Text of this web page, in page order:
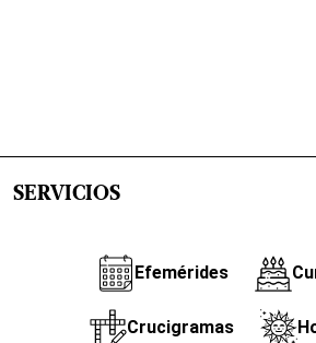
SERVICIOS
Efemérides
Crucigramas